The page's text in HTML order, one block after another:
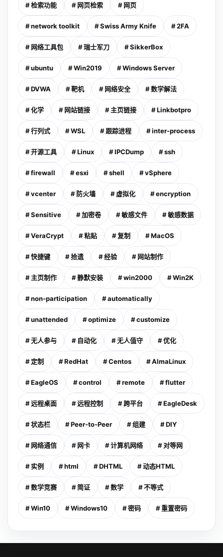
# 检索功能 # 网页检索 # 网页
# network toolkit # Swiss Army Knife # 2FA
# 网络工具包 # 瑞士军刀 # SikkerBox
# ubuntu # Win2019 # Windows Server
# DVWA # 靶机 # 网络安全 # 数学解法
# 化学 # 网站链接 # 主页链接 # Linkbotpro
# 行列式 # WSL # 跟踪进程 # inter-process
# 开源工具 # Linux # IPCDump # ssh
# firewall # esxi # shell # vSphere
# vcenter # 防火墙 # 虚拟化 # encryption
# Sensitive # 加密卷 # 敏感文件 # 敏感数据
# VeraCrypt # 粘贴 # 复制 # MacOS
# 快捷键 # 拾遗 # 经验 # 网站制作
# 主页制作 # 静默安装 # win2000 # Win2K
# non-participation # automatically
# unattended # optimize # customize
# 无人参与 # 自动化 # 无人值守 # 优化
# 定制 # RedHat # Centos # AlmaLinux
# EagleOS # control # remote # flutter
# 远程桌面 # 远程控制 # 跨平台 # EagleDesk
# 状态栏 # Peer-to-Peer # 组建 # DIY
# 网络通信 # 网卡 # 计算机网络 # 对等网
# 实例 # html # DHTML # 动态HTML
# 数学竞赛 # 简证 # 数学 # 不等式
# Win10 # Windows10 # 密码 # 重置密码